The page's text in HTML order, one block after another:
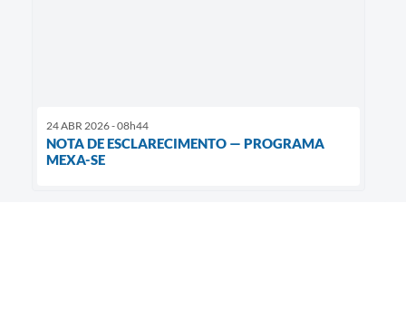
24 ABR 2026 - 08h44
NOTA DE ESCLARECIMENTO — PROGRAMA
MEXA-SE